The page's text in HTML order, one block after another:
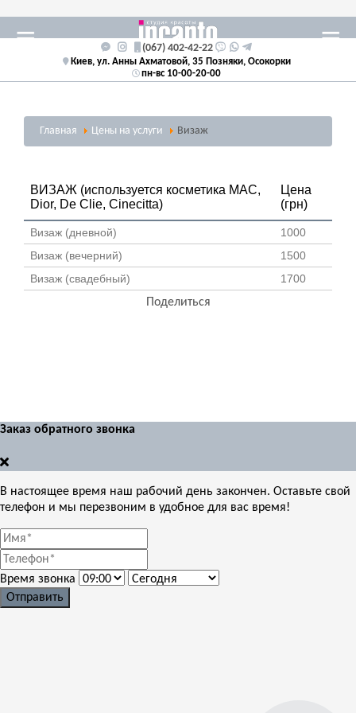
(067) 402-42-22
Киев, ул. Анны Ахматовой, 35 Позняки, Осокорки
пн-вс 10-00-20-00
Главная Цены на услуги Визаж
ВИЗАЖ (используется косметика MAC,
Dior, De Clie, Cinecitta)
Цена
(грн)
Визаж (дневной)
1000
Визаж (вечерний)
1500
Визаж (свадебный)
1700
Заказ обратного звонка
В настоящее время наш рабочий день закончен. Оставьте свой
телефон и мы перезвоним в удобное для вас время!
Время звонка
Отправить